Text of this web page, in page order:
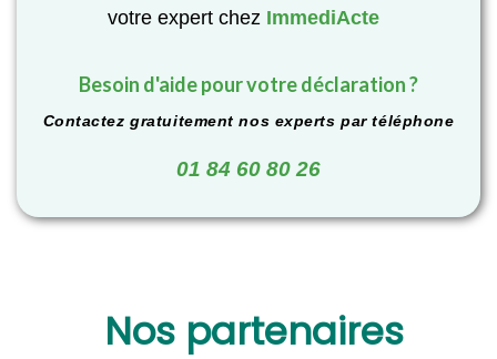
votre expert chez ImmediActe
Besoin d'aide pour votre déclaration ?
Contactez gratuitement nos experts par téléphone
01 84 60 80 26
Nos partenaires